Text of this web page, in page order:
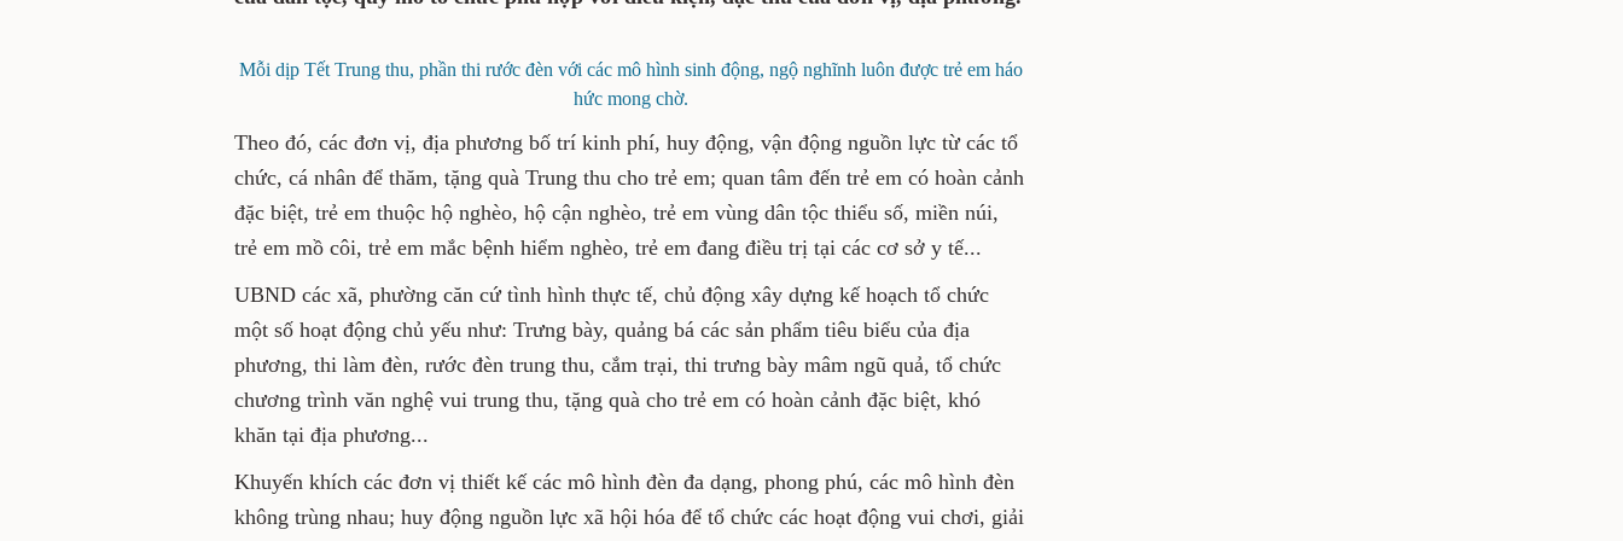
Mỗi dịp Tết Trung thu, phần thi rước đèn với các mô hình sinh động, ngộ nghĩnh luôn được trẻ em háo
hức mong chờ.
Theo đó, các đơn vị, địa phương bố trí kinh phí, huy động, vận động nguồn lực từ các tổ
chức, cá nhân để thăm, tặng quà Trung thu cho trẻ em; quan tâm đến trẻ em có hoàn cảnh
đặc biệt, trẻ em thuộc hộ nghèo, hộ cận nghèo, trẻ em vùng dân tộc thiểu số, miền núi,
trẻ em mồ côi, trẻ em mắc bệnh hiểm nghèo, trẻ em đang điều trị tại các cơ sở y tế...
UBND các xã, phường căn cứ tình hình thực tế, chủ động xây dựng kế hoạch tổ chức
một số hoạt động chủ yếu như: Trưng bày, quảng bá các sản phẩm tiêu biểu của địa
phương, thi làm đèn, rước đèn trung thu, cắm trại, thi trưng bày mâm ngũ quả, tổ chức
chương trình văn nghệ vui trung thu, tặng quà cho trẻ em có hoàn cảnh đặc biệt, khó
khăn tại địa phương...
Khuyến khích các đơn vị thiết kế các mô hình đèn đa dạng, phong phú, các mô hình đèn
không trùng nhau; huy động nguồn lực xã hội hóa để tổ chức các hoạt động vui chơi, giải